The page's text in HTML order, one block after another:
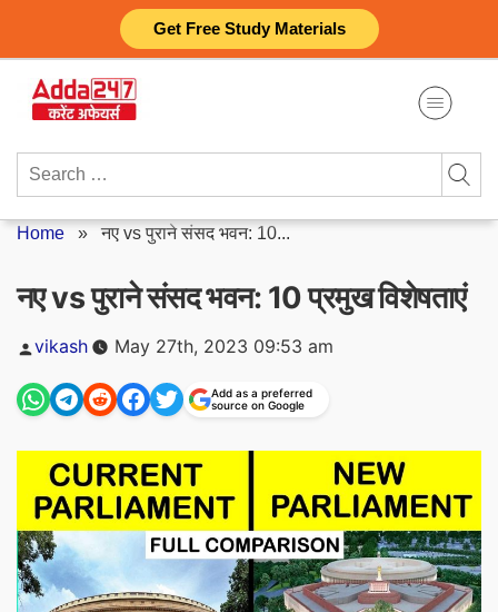
Get Free Study Materials
content
Search
Home »नए vs पुराने संसद भवन: 10...
नए vs पुराने संसद भवन: 10 प्रमुख विशेषताएं
Posted
vikash May 27th, 2023 09:53 am
Add as a preferred
source on Google